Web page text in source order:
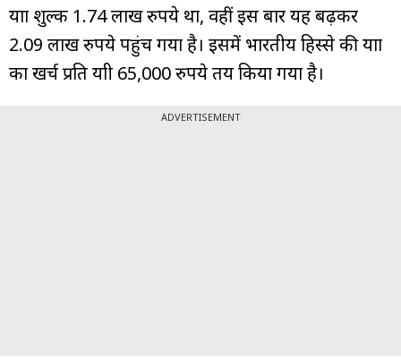
यात्रा शुल्क 1.74 लाख रुपये था, वहीं इस बार यह बढ़कर
2.09 लाख रुपये पहुंच गया है। इसमें भारतीय हिस्से की यात्रा
का खर्च प्रति यात्री 65,000 रुपये तय किया गया है।
ADVERTISEMENT